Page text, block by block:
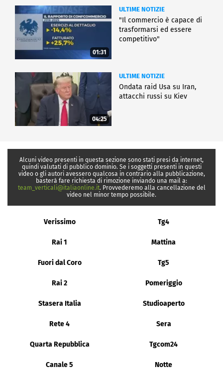
01:31
ULTIME NOTIZIE
"Il commercio è capace di
trasformarsi ed essere
competitivo"
04:25
ULTIME NOTIZIE
Ondata raid Usa su Iran,
attacchi russi su Kiev
Alcuni video presenti in questa sezione sono stati presi da internet,
quindi valutati di pubblico dominio. Se i soggetti presenti in questi
video o gli autori avessero qualcosa in contrario alla pubblicazione,
basterà fare richiesta di rimozione inviando una mail a:
team_verticali@italiaonline.it. Provvederemo alla cancellazione del
video nel minor tempo possibile.
Verissimo Tg4
Rai 1 Mattina
Fuori dal Coro Tg5
Rai 2 Pomeriggio
Stasera Italia Studioaperto
Rete 4 Sera
Quarta Repubblica Tgcom24
Canale 5 Notte